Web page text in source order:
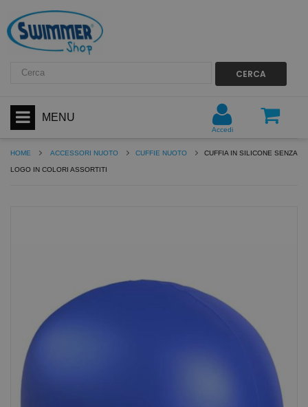
CERCA
MENU
Accedi
HOME ACCESSORI NUOTO CUFFIE NUOTO CUFFIA IN SILICONE SENZA
LOGO IN COLORI ASSORTITI